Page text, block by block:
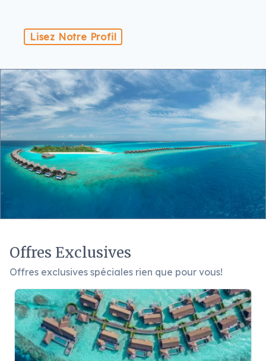
Lisez Notre Profil
Offres Exclusives
Offres exclusives spéciales rien que pour vous!